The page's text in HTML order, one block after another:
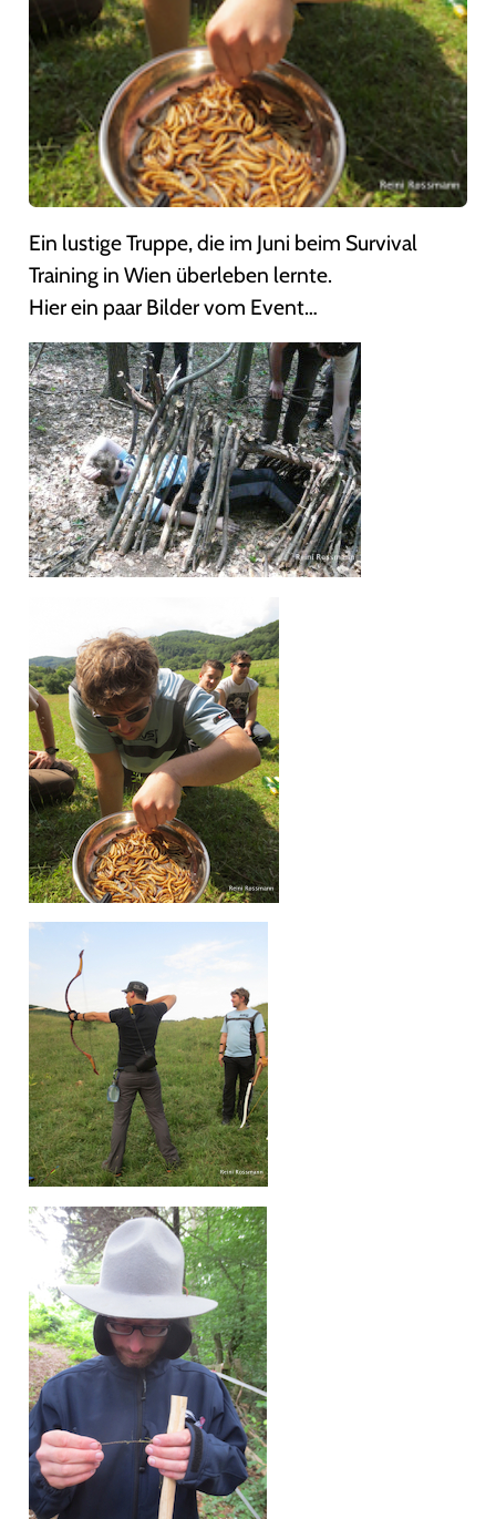
Ein lustige Truppe, die im Juni beim Survival
Training in Wien überleben lernte.
Hier ein paar Bilder vom Event…